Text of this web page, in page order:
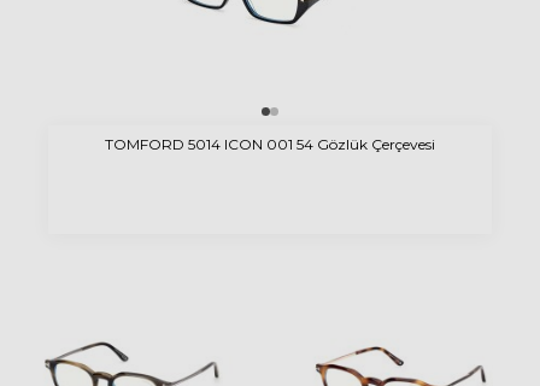
TOMFORD 5014 ICON 001 54 Gözlük Çerçevesi